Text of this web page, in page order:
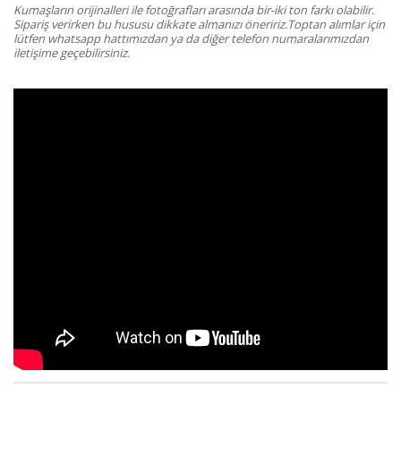
Kumaşların orijinalleri ile fotoğrafları arasında bir-iki ton farkı olabilir.
Sipariş verirken bu hususu dikkate almanızı öneririz.Toptan alımlar için
lütfen whatsapp hattımızdan ya da diğer telefon numaralarımızdan
iletişime geçebilirsiniz.